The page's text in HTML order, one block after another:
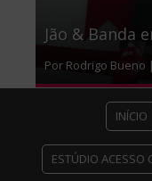
Jão & Banda
Por Rodrigo Bueno |
INÍCIO
ESTÚDIO ACESSO